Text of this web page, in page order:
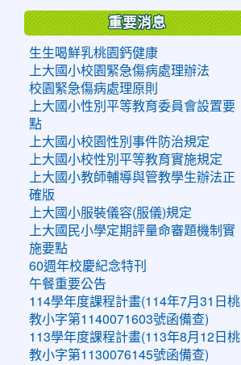
重要消息
生生喝鮮乳桃園鈣健康
上大國小校園緊急傷病處理辦法
校園緊急傷病處理原則
上大國小性別平等教育委員會設置要
點
上大國小校園性別事件防治規定
上大國小校性別平等教育實施規定
上大國小教師輔導與管教學生辦法正
確版
上大國小服裝儀容(服儀)規定
上大國民小學定期評量命審題機制實
施要點
60週年校慶紀念特刊
午餐重要公告
114學年度課程計畫(114年7月31日桃
教小字第1140071603號函備查)
113學年度課程計畫(113年8月12日桃
教小字第1130076145號函備查)